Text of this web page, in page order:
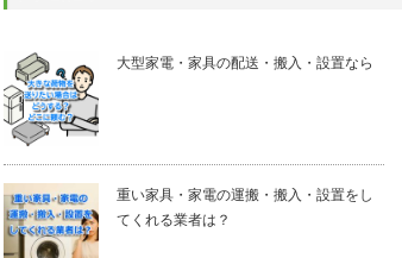
大型家電・家具の配送・搬入・設置なら
重い家具・家電の運搬・搬入・設置をし
てくれる業者は？